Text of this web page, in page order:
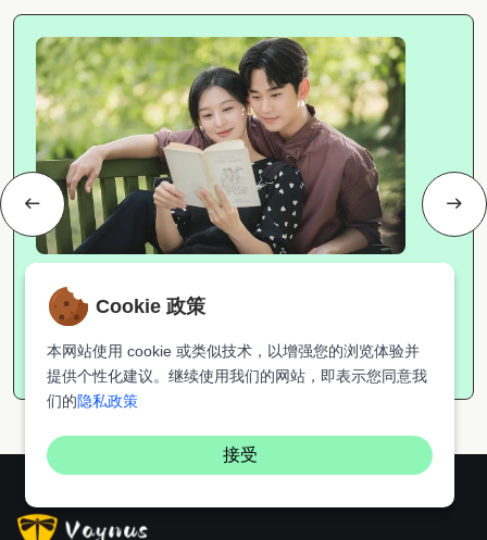
影剧
2024年15部高分韩剧...
2024-12-23 4627
Cookie 政策
本网站使用 cookie 或类似技术，以增强您的浏览体验并
提供个性化建议。继续使用我们的网站，即表示您同意我
们的隐私政策
接受